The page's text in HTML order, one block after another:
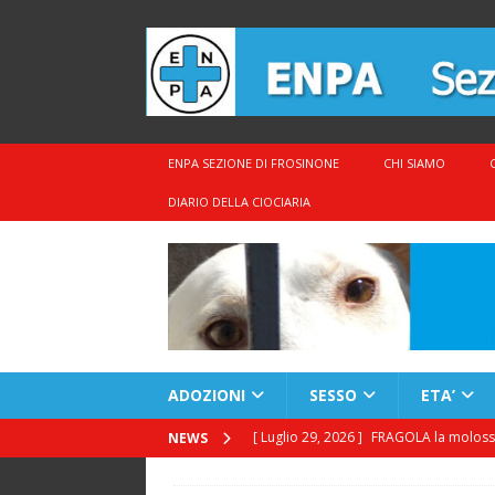
ENPA SEZIONE DI FROSINONE CHI SIAMO
DIARIO DELLA CIOCIARIA
ADOZIONI SESSO ETA’
NEWS [ Luglio 29, 2026 ] FRAGOLA la